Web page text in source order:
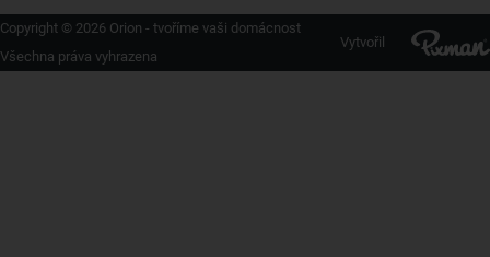
Copyright © 2026 Orion - tvoříme vaši domácnost
Všechna práva vyhrazena
Vytvořil